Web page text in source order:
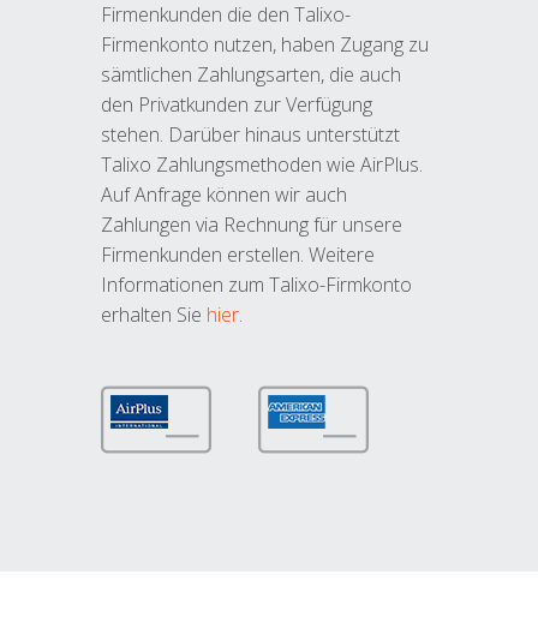
Firmenkunden die den Talixo-
Firmenkonto nutzen, haben Zugang zu
sämtlichen Zahlungsarten, die auch
den Privatkunden zur Verfügung
stehen. Darüber hinaus unterstützt
Talixo Zahlungsmethoden wie AirPlus.
Auf Anfrage können wir auch
Zahlungen via Rechnung für unsere
Firmenkunden erstellen. Weitere
Informationen zum Talixo-Firmkonto
erhalten Sie hier.